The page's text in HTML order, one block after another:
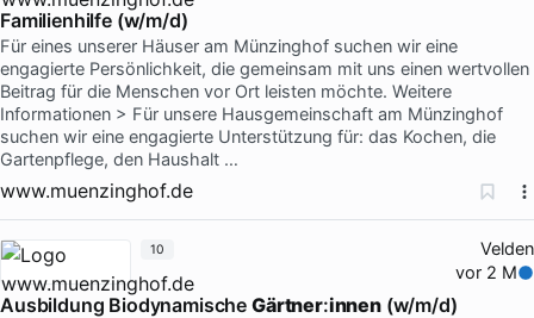
Familienhilfe (w/m/d)
Für eines unserer Häuser am Münzinghof suchen wir eine
engagierte Persönlichkeit, die gemeinsam mit uns einen wertvollen
Beitrag für die Menschen vor Ort leisten möchte. Weitere
Informationen > Für unsere Hausgemeinschaft am Münzinghof
suchen wir eine engagierte Unterstützung für: das Kochen, die
Gartenpflege, den Haushalt …
www.muenzinghof.de
Velden
vor 2 M
Ausbildung Biodynamische Gärtner:innen(w/m/d)
10